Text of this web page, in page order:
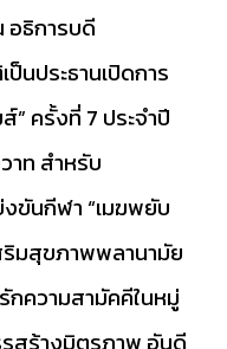
อธิการบดี
นประธานเปิดการ
ครั้งที่ 7 ประจำปี
าท สำหรับ
ขันกีฬา “เมฆพยับ
ริมสุขภาพพลานามัย
กความสามัคคีในหมู่
สร้างมิตรภาพ อันดี